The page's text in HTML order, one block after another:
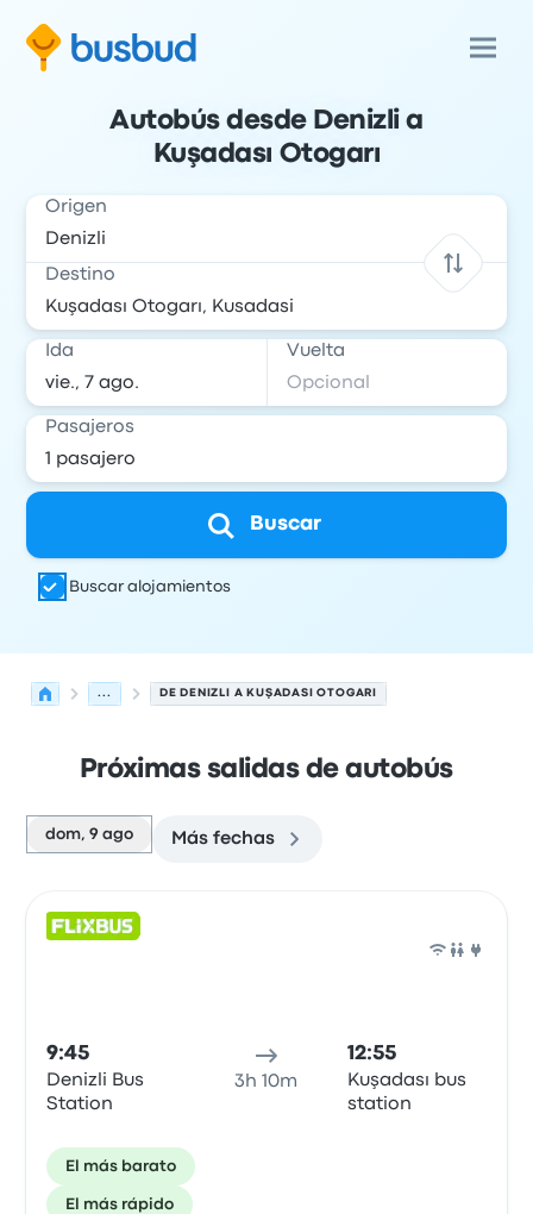
Autobús desde Denizli a
Kuşadası Otogarı
Origen
Destino
Ida Vuelta
Pasajeros
Buscar
Buscar alojamientos
... DE DENIZLI A KUŞADASI OTOGARI
Próximas salidas de autobús
dom, 9 ago Más fechas
9:45
Denizli Bus
Station
3h 10m
12:55
Kuşadası bus
station
El más barato
El más rápido